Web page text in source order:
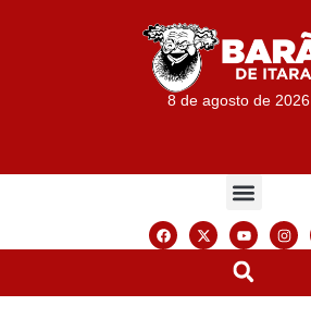
8 de agosto de 2026